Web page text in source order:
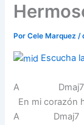
PorCele Marquez/
Escucha
A
En mi corazón
A